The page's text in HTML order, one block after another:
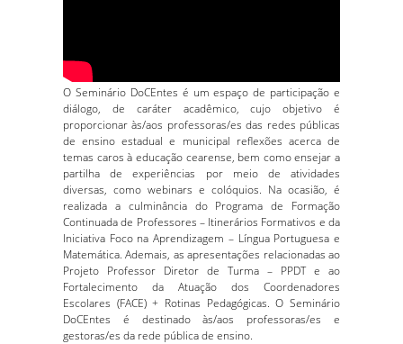
O Seminário DoCEntes é um espaço de participação e
diálogo, de caráter acadêmico, cujo objetivo é
proporcionar às/aos professoras/es das redes públicas
de ensino estadual e municipal reflexões acerca de
temas caros à educação cearense, bem como ensejar a
partilha de experiências por meio de atividades
diversas, como webinars e colóquios. Na ocasião, é
realizada a culminância do Programa de Formação
Continuada de Professores – Itinerários Formativos e da
Iniciativa Foco na Aprendizagem – Língua Portuguesa e
Matemática. Ademais, as apresentações relacionadas ao
Projeto Professor Diretor de Turma – PPDT e ao
Fortalecimento da Atuação dos Coordenadores
Escolares (FACE) + Rotinas Pedagógicas. O Seminário
DoCEntes é destinado às/aos professoras/es e
gestoras/es da rede pública de ensino.